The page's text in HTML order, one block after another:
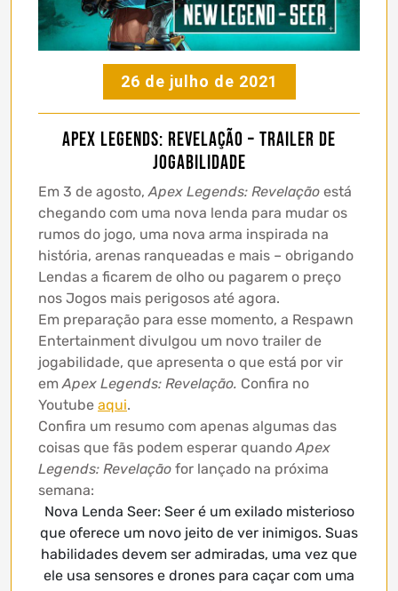
26 de julho de 2021
Apex Legends: Revelação – Trailer de
Jogabilidade
Em 3 de agosto,Apex Legends: Revelação está
chegando com uma nova lenda para mudar os
rumos do jogo, uma nova arma inspirada na
história, arenas ranqueadas e mais – obrigando
Lendas a ficarem de olho ou pagarem o preço
nos Jogos mais perigosos até agora.
Em preparação para esse momento, a Respawn
Entertainment divulgou um novo trailer de
jogabilidade, que apresenta o que está por vir
emApex Legends: Revelação. Confira no
Youtube aqui.
Confira um resumo com apenas algumas das
coisas que fãs podem esperar quandoApex
Legends: Revelação for lançado na próxima
semana:
Nova Lenda Seer: Seer é um exilado misterioso
que oferece um novo jeito de ver inimigos. Suas
habilidades devem ser admiradas, uma vez que
ele usa sensores e drones para caçar com uma